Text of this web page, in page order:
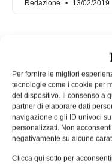
Per fornire le migliori
tecnologie come i cookie per
del dispositivo. Il consenso a
partner di elaborare dati
navigazione o gli ID univoci
personalizzati. Non
negativamente su alcune
Clicca qui sotto per
Redazione 13/02/2019